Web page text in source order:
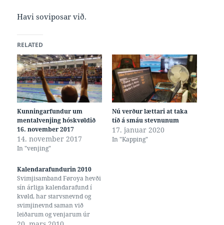
Havi soviposar við.
RELATED
Kunningarfundur um
mentalvenjing hóskvøldið
16. november 2017
14. november 2017
In "venjing"
Nú verður lættari at taka
tíð á smáu stevnunum
17. januar 2020
In "Kapping"
Kalendarafundurin 2010
Svimjisamband Føroya hevði
sín árliga kalendarafund í
kvøld, har starvsnevnd og
svimjinevnd saman við
leiðarum og venjarum úr